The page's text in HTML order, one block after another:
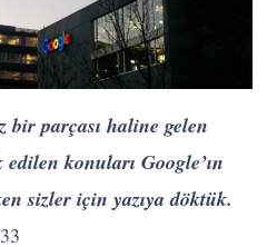
bir parçası haline gelen
konuları Google’ın
sizler için yazıya döktük.